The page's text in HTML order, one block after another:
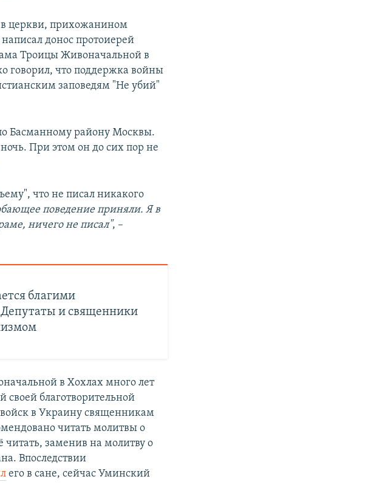
церкви, прихожанином
написал донос протоиерей
Троицы Живоначальной в
говорил, что поддержка войны
заповедям "Не убий"
Басманному району Москвы.
При этом он до сих пор не
что не писал никакого
поведение приняли. Я в
ничего не писал", –
благими
и священники
в Хохлах много лет
благотворительной
в Украину священникам
читать молитвы о
читать, заменив на молитву о
Впоследствии
его в сане, сейчас Уминский